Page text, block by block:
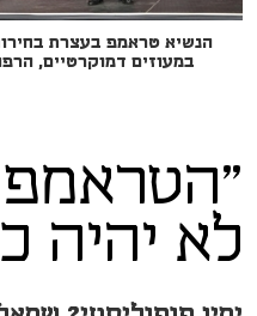
הנשיא טראמפ בעצרת
במעוזים דמוקרטיים,
לא יהיה